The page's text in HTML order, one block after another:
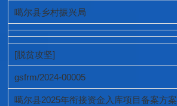
噶尔县乡村振兴局
[脱贫攻坚]
gsfrm/2024-00005
噶尔县2025年衔接资金入库项目备案方案